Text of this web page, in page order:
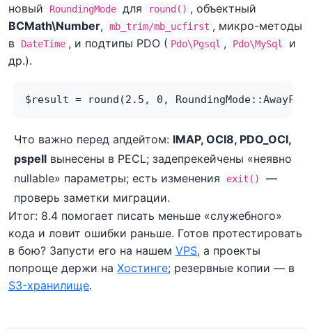
новый
RoundingMode для round() , объектный
BCMath\Number, mb_trim/mb_ucfirst , микро-методы
в
DateTime , и подтипы PDO ( Pdo\Pgsql , Pdo\MySql
и
др.).
$result = round(2.5, 0,
Что важно перед апдейтом: IMAP, OCI8, PDO_OCI,
pspell вынесены в PECL; задепрекейчены «неявно
nullable» параметры; есть изменения
exit()
—
проверь заметки миграции.
Итог: 8.4 помогает писать меньше «служебного»
кода и ловит ошибки раньше. Готов протестировать
в бою? Запусти его на нашем VPS, а проекты
попроще держи на Хостинге; резервные копии — в
S3-хранилище.